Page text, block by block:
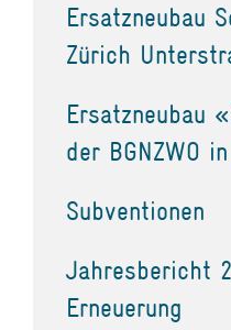
Ersatzneubau
Zürich
Ersatzneubau
der BGNZWO
Subventionen
Jahresbericht
Erneuerung